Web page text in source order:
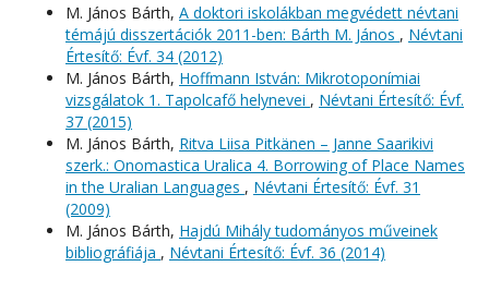
M. János Bárth, A doktori iskolákban megvédett névtani
témájú disszertációk 2011-ben: Bárth M. János , Névtani
Értesítő: Évf. 34 (2012)
M. János Bárth, Hoffmann István: Mikrotoponímiai
vizsgálatok 1. Tapolcafő helynevei , Névtani Értesítő: Évf.
37 (2015)
M. János Bárth, Ritva Liisa Pitkänen – Janne Saarikivi
szerk.: Onomastica Uralica 4. Borrowing of Place Names
in the Uralian Languages , Névtani Értesítő: Évf. 31
(2009)
M. János Bárth, Hajdú Mihály tudományos műveinek
bibliográfiája , Névtani Értesítő: Évf. 36 (2014)